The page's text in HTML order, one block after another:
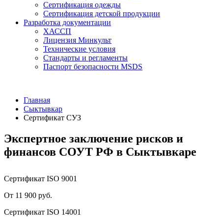
Сертификация одежды
Сертификация детской продукции
Разработка документации
ХАССП
Лицензия Минкульт
Технические условия
Стандарты и регламенты
Паспорт безопасности MSDS
Главная
Сыктывкар
Сертификат СУЗ
Экспертное заключение рисков и
финансов СОУТ РФ в Сыктывкаре
Сертификат ISO 9001
От 11 900 руб.
Сертификат ISO 14001